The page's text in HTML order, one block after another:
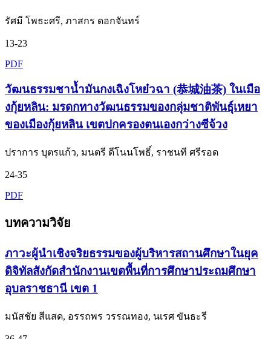
รัศมี โพธะศรี, ภาสกร ดอกจันทร์
13-23
PDF
วัฒนธรรมชาน้ำมันกงเฉิงโหย๋วฉา (恭城油茶) ในเมือ
งกุ้ยหลิน: มรดกทางวัฒนธรรมของกลุ่มชาติพันธุ์เหยา
ของเมืองกุ้ยหลิน เขตปกครองตนเองกว่างซีจ้วง
ปราการ บุตรแก้ว, มนตรี ดีโนนโพธิ์, ราชนที ศรีรอด
24-35
PDF
บทความวิจัย
ภาวะผู้นำเชิงจริยธรรมของผู้บริหารสถานศึกษาในยุค
ดิจิทัลสังกัดสำนักงานเขตพื้นที่การศึกษาประถมศึกษา
อุบลราชธานี เขต 1
มนัสชัย สีแสด, อรรถพร วรรณทอง, นเรศ ขันธะรี